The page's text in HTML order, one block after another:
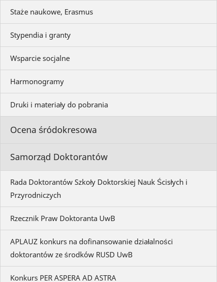
Staże naukowe, Erasmus
Stypendia i granty
Wsparcie socjalne
Harmonogramy
Druki i materiały do pobrania
Ocena śródokresowa
Samorząd Doktorantów
Rada Doktorantów Szkoły Doktorskiej Nauk Ścisłych i
Przyrodniczych
Rzecznik Praw Doktoranta UwB
APLAUZ konkurs na dofinansowanie działalności
doktorantów ze środków RUSD UwB
Konkurs PER ASPERA AD ASTRA